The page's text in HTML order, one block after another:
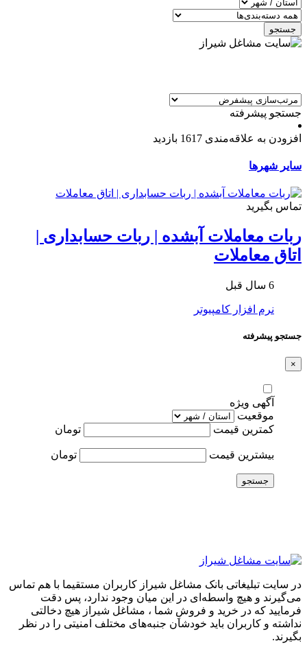
جستجو
جستجو پیشرفته
افزودن به علاقه‌مندی 1617 بازدید
سایر شهرها
تماس بگیرید
ربات معاملات آبشده | ربات حسابداری |
اتاق معاملات
6 سال قبل
نرم افزار کامپیوتر
جستجو پیشرفته
×
آگهی ویژه
موقعیت
کمترین قیمت
تومان
بیشترین قیمت تومان
جستجو
در سایت تبلیغاتی بانک مشاغل شیراز کاربران مستقیما با هم تماس
می‌گیرند و هیچ واسطه‌ای در این میان وجود ندارد، پس دقت
فرمایید که در خرید و فروشِ شما ، مشاغل شیراز هیچ دخالتی
نداشته و کاربران باید خودشان جنبه‌های مختلف امنیتی را در نظر
بگیرند.